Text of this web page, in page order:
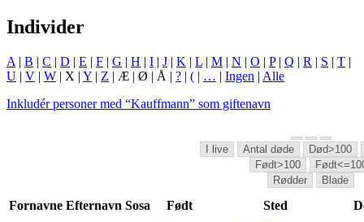
Individer
A | B | C | D | E | F | G | H | I | J | K | L | M | N | O | P| Q | R | S | T |
U | V | W | X | Y | Z | Æ | Ø | Å | ? | ( | … | Ingen | Alle
Inkludér personer med “Kauffmann” som giftenavn
I live Antal døde
Død>100
Født>100
Rødder
Blade
Fornavne Efternavn Sosa Født Sted